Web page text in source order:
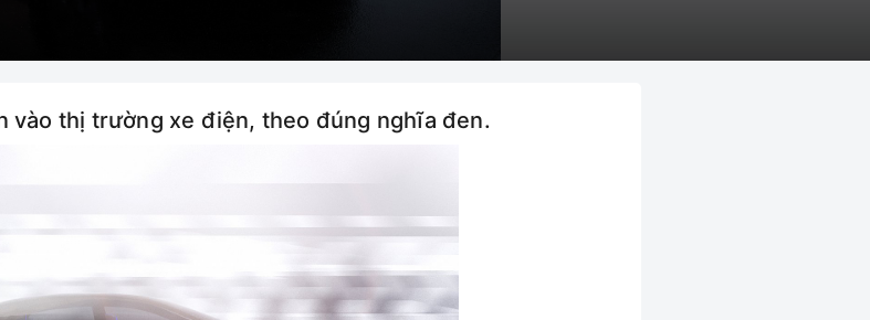
vào thị trường xe điện, theo đúng nghĩa đen.